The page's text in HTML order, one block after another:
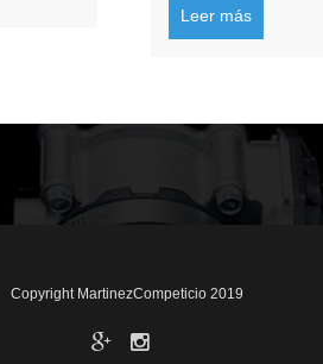
Leer más
Copyright MartinezCompeticio 2019